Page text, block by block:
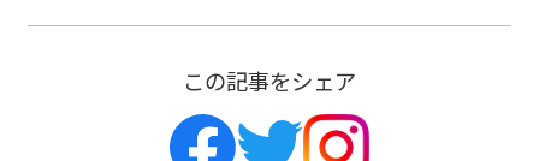
この記事をシェア